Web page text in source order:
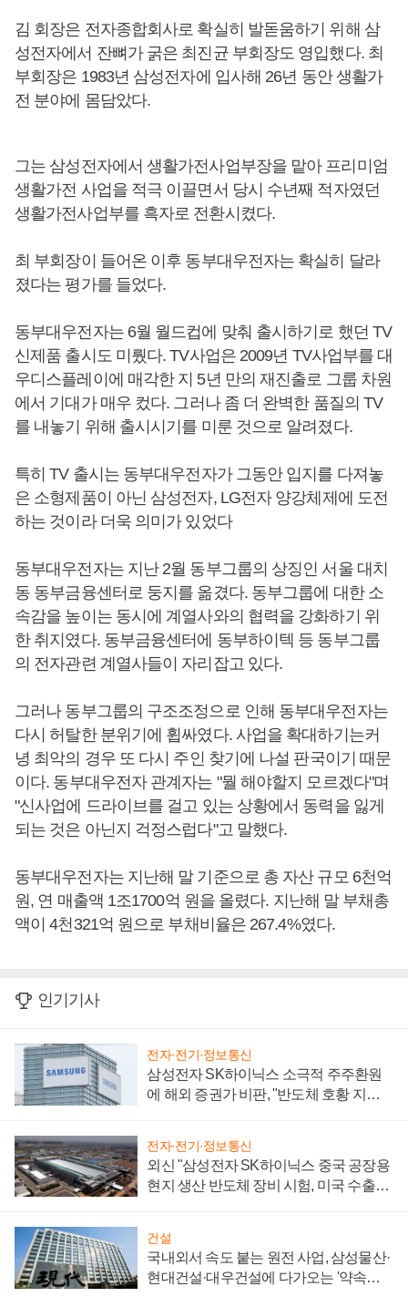
김 회장은 전자종합회사로 확실히 발돋움하기 위해 삼
성전자에서 잔뼈가 굵은 최진균 부회장도 영입했다. 최
부회장은 1983년 삼성전자에 입사해 26년 동안 생활가
전 분야에 몸담았다.
그는 삼성전자에서 생활가전사업부장을 맡아 프리미엄
생활가전 사업을 적극 이끌면서 당시 수년째 적자였던
생활가전사업부를 흑자로 전환시켰다.
최 부회장이 들어온 이후 동부대우전자는 확실히 달라
졌다는 평가를 들었다.
동부대우전자는 6월 월드컵에 맞춰 출시하기로 했던 TV
신제품 출시도 미뤘다. TV사업은 2009년 TV사업부를 대
우디스플레이에 매각한 지 5년 만의 재진출로 그룹 차원
에서 기대가 매우 컸다. 그러나 좀 더 완벽한 품질의 TV
를 내놓기 위해 출시시기를 미룬 것으로 알려졌다.
특히 TV 출시는 동부대우전자가 그동안 입지를 다져놓
은 소형제품이 아닌 삼성전자, LG전자 양강체제에 도전
하는 것이라 더욱 의미가 있었다
동부대우전자는 지난 2월 동부그룹의 상징인 서울 대치
동 동부금융센터로 둥지를 옮겼다. 동부그룹에 대한 소
속감을 높이는 동시에 계열사와의 협력을 강화하기 위
한 취지였다. 동부금융센터에 동부하이텍 등 동부그룹
의 전자관련 계열사들이 자리잡고 있다.
그러나 동부그룹의 구조조정으로 인해 동부대우전자는
다시 허탈한 분위기에 휩싸였다. 사업을 확대하기는커
녕 최악의 경우 또 다시 주인 찾기에 나설 판국이기 때문
이다. 동부대우전자 관계자는 "뭘 해야할지 모르겠다"며
"신사업에 드라이브를 걸고 있는 상황에서 동력을 잃게
되는 것은 아닌지 걱정스럽다"고 말했다.
동부대우전자는 지난해 말 기준으로 총 자산 규모 6천억
원, 연 매출액 1조1700억 원을 올렸다. 지난해 말 부채총
액이 4천321억 원으로 부채비율은 267.4%였다.
인기기사
전자·전기·정보통신
삼성전자 SK하이닉스 소극적 주주환원
에 해외 증권가 비판, "반도체 호황 지속
전자·전기·정보통신
외신 "삼성전자 SK하이닉스 중국 공장용
현지 생산 반도체 장비 시험, 미국 수출통
건설
국내외서 속도 붙는 원전 사업, 삼성물산·
현대건설·대우건설에 다가오는 '약속의